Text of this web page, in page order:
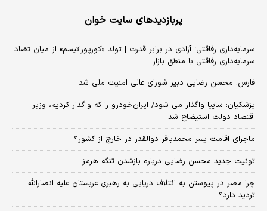
پربازدیدهای سایت خوان
سرمایه‌داری رفاقتی؛ آزادی در برابر قدرت | تولد «کورپوراتیسم» از میان تضاد
سرمایه‌داری رفاقتی با منطق بازار
فارس: محسن رضایی دبیر شورای عالی امنیت ملی شد
پزشکیان: سایپا واگذار می شود/ ایران‌خودرو را که واگذار کردیم، وزیر
اقتصاد دولت استیضاح شد
ماجرای اقامت پسر محمدباقر ذوالقدر در خارج از کشور؟
توئیت جدید محسن رضایی درباره بازشدن تنگه هرمز
چرا مصر در پیوستن به ائتلاف دریایی به رهبری عربستان علیه انصارالله
تردید دارد؟